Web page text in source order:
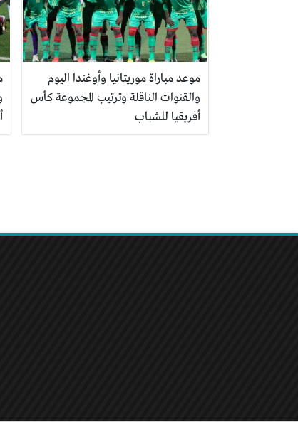
موعد مباراة موريتانيا وأوغندا اليوم
والقنوات الناقلة وترتيب المجموعة كأس
أفريقيا للشباب